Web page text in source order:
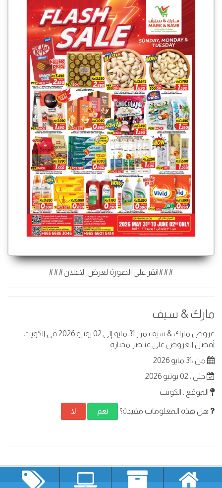
###انقر على الصورة لعرض الإعلان###
مارك & سيف
عروض مارك & سيف من 31 مايو إلى 02 يونيو 2026 في الكويت.
أفضل العروض على عناصر مختارة.
من :31 مايو 2026
حتى : 02 يونيو 2026
الموقع : الكويت
هل هذه المعلومات مفيدة؟ نعم لا